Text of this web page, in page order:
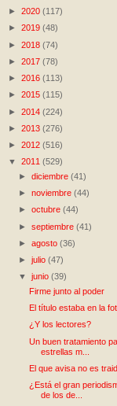
► 2020 (117)
► 2019 (48)
► 2018 (74)
► 2017 (78)
► 2016 (113)
► 2015 (115)
► 2014 (224)
► 2013 (276)
► 2012 (516)
▼ 2011 (529)
►diciembre(41)
►noviembre(44)
►octubre(44)
►septiembre(41)
►agosto(36)
►julio(47)
▼junio(39)
Firme junto al poder
El título estaba en la
¿Y los lectores?
Un buen tratamiento
estrellas m...
El que avisa no es
¿Está el gran
de los de...